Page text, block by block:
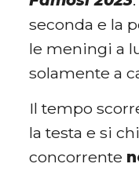
seconda e la
le meningi a
solamente a
Il tempo
la testa e si
concorrente